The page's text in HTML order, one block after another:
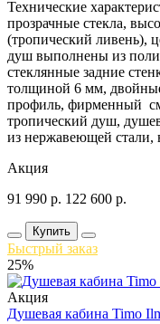
Технические
прозрачные стекла,
(тропический ливень),
душ выполнены из
стеклянные задние
толщиной 6 мм,
профиль, фирменный
тропический душ,
из нержавеющей стали,
Акция
91 990 р. 122 600 р.
Купить
Быстрый заказ
25%
Акция
Душевая кабина Timo